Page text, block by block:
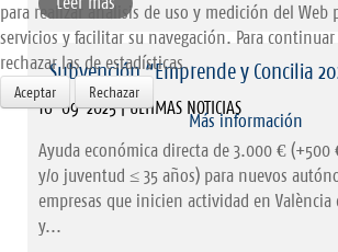
Subvención “Emprende y Concilia
16-09-2025 | ULTIMAS NOTICIAS
Ayuda económica directa de 3.000 €
y/o juventud ≤ 35 años) para nuevos
empresas que inicien actividad en València
y...
para realizar análisis de uso y medición del Web
servicios y facilitar su navegación. Para
rechazar las de estadísticas.
Aceptar Rechazar
Más información